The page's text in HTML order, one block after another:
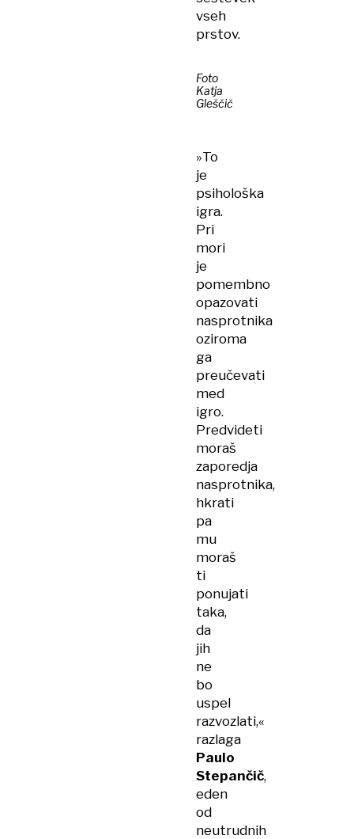
vseh
prstov.
Foto
Katja
Gleščič
»To
je
psihološka
igra.
Pri
mori
je
pomembno
opazovati
nasprotnika
oziroma
ga
preučevati
med
igro.
Predvideti
moraš
zaporedja
nasprotnika,
hkrati
pa
mu
moraš
ti
ponujati
taka,
da
jih
ne
bo
uspel
razvozlati,«
razlaga
Paulo
Stepančič,
eden
od
neutrudnih